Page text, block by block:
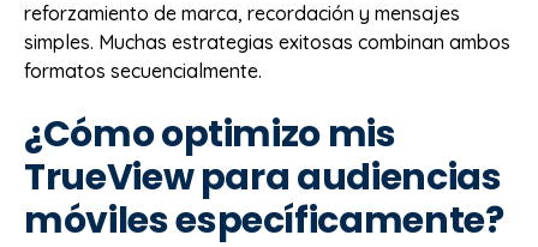
reforzamiento de marca, recordación y mensajes
simples. Muchas estrategias exitosas combinan ambos
formatos secuencialmente.
¿Cómo optimizo mis
TrueView para audiencias
móviles específicamente?